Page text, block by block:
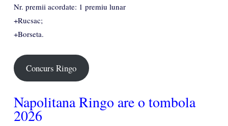
Nr. premii acordate: 1 premiu lunar
+Rucsac;
+Borseta.
Concurs Ringo
Napolitana Ringo are o tombola
2026